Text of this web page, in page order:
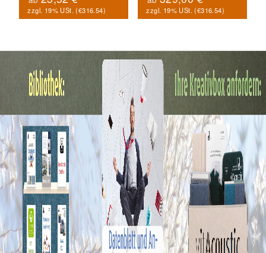
zzgl. 19% USt. (€316.54) zzgl. 19% USt. (€316.54)